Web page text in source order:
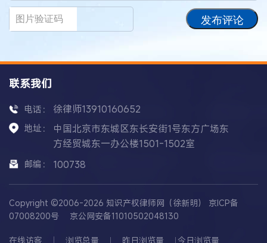
发布评论
联系我们
电话： 徐律师13910160652
地址：
中国北京市东城区东长安街1号东方广场东
方经贸城东一办公楼1501-1502室
邮编： 100738
Copyright ©2006-2026 知识产权律师网（徐新明） 京ICP备
07008200号
京公网安备11010502048130
在线访客 浏览总量 昨日浏览量 今日浏览量